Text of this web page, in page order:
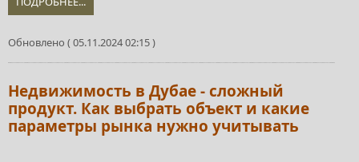
Обновлено ( 05.11.2024 02:15 )
Недвижимость в Дубае - сложный
продукт. Как выбрать объект и какие
параметры рынка нужно учитывать